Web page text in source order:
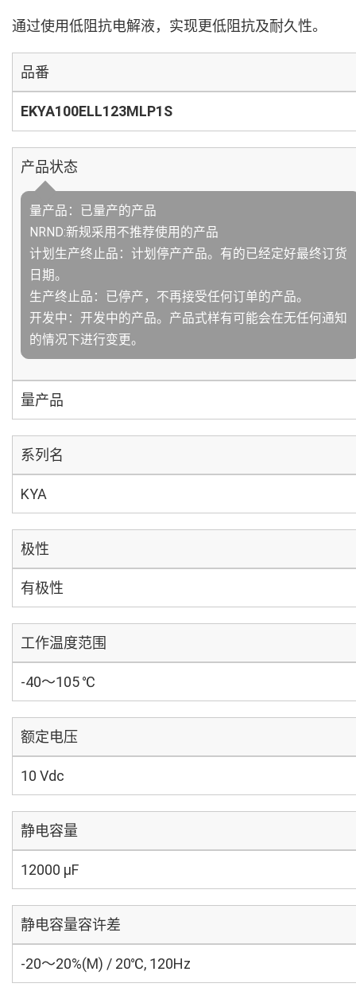
通过使用低阻抗电解液，实现更低阻抗及耐久性。
品番
EKYA100ELL123MLP1S
产品状态
量产品：已量产的产品
NRND:新规采用不推荐使用的产品
计划生产终止品：计划停产产品。有的已经定好最终订货
日期。
生产终止品：已停产，不再接受任何订单的产品。
开发中：开发中的产品。产品式样有可能会在无任何通知
的情况下进行变更。
量产品
系列名
KYA
极性
有极性
工作温度范围
-40～105 ℃
额定电压
10 Vdc
静电容量
12000 µF
静电容量容许差
-20～20%(M) / 20℃, 120Hz